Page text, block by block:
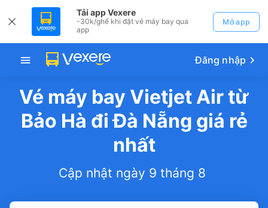
Tải app Vexere
-30k/ghế khi đặt vé máy bay qua
app
Mở app
Đăng nhập
Vé máy bay Vietjet Air từ
Bảo Hà đi Đà Nẵng giá rẻ
nhất
Cập nhật ngày 9 tháng 8